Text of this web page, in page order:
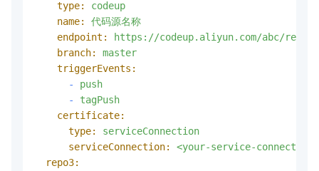
type:
codeup
name:
代码源名称
endpoint:
https://codeup.aliyun.com/abc/
branch:
master
triggerEvents:
-
push
-
tagPush
certificate:
type:
serviceConnection
serviceConnection:
<your-service-
repo3: